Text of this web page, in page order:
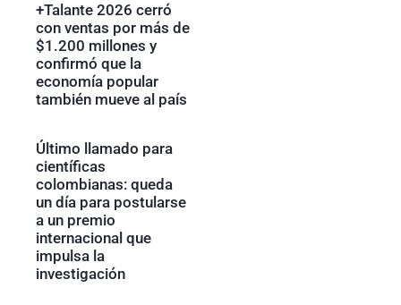
+Talante 2026 cerró
con ventas por más de
$1.200 millones y
confirmó que la
economía popular
también mueve al país
Último llamado para
científicas
colombianas: queda
un día para postularse
a un premio
internacional que
impulsa la
investigación